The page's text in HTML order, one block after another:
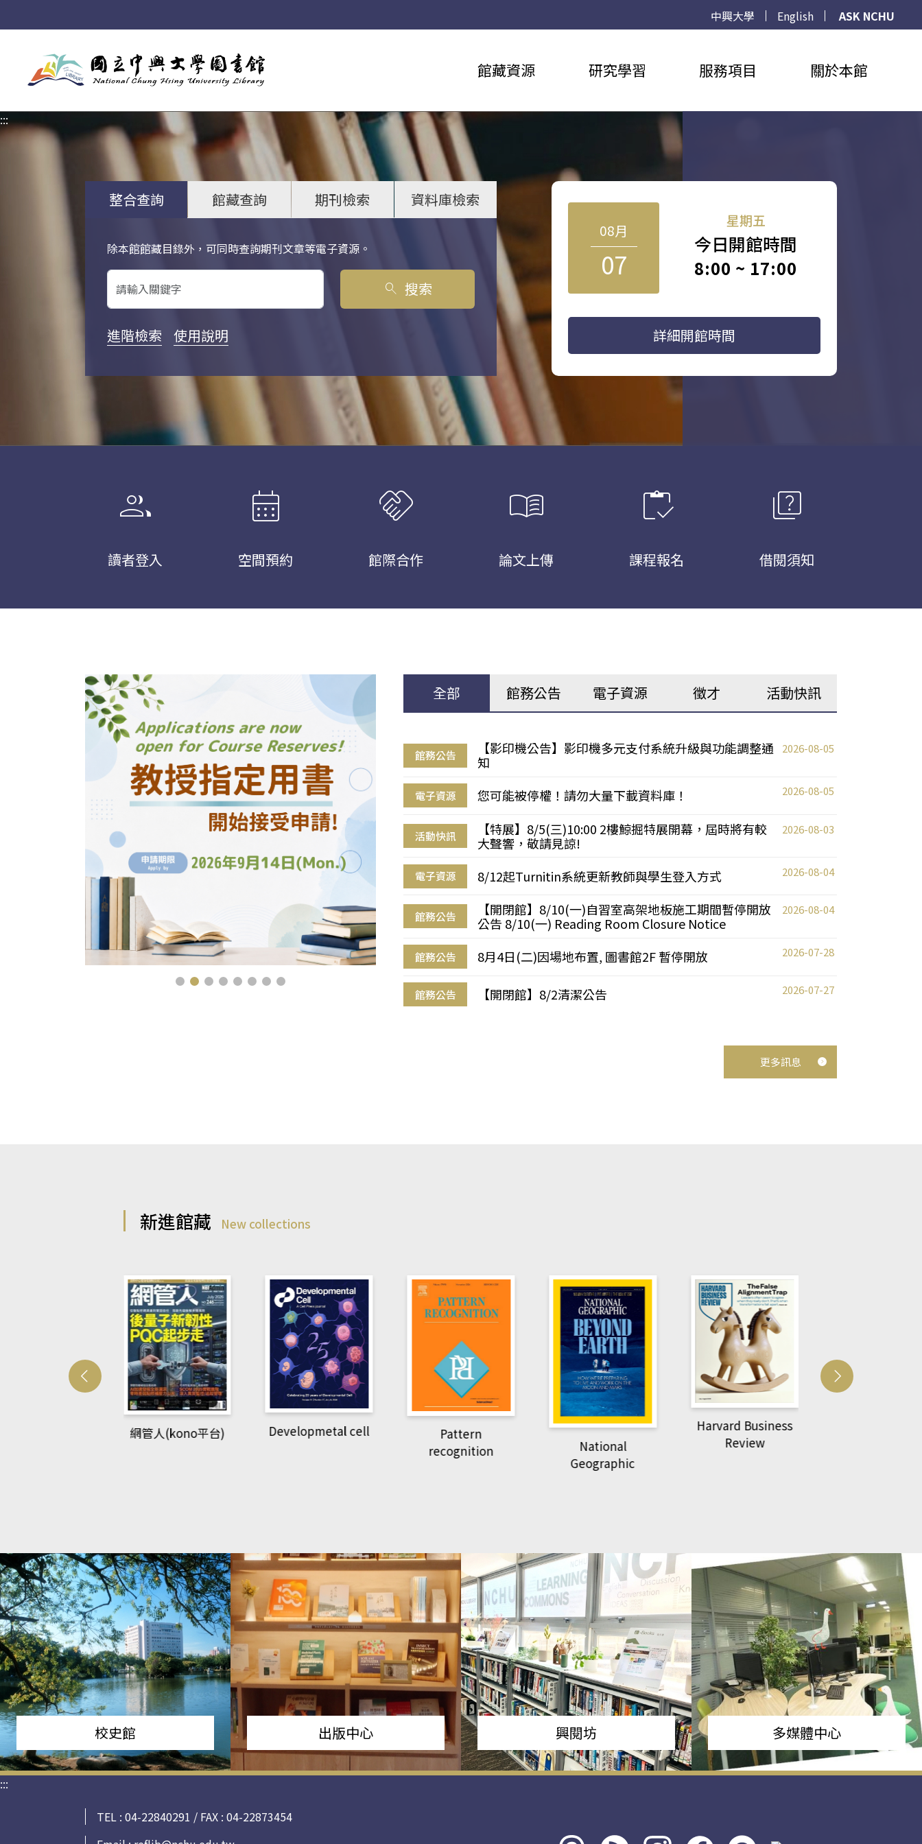
中興大學 English
ASK NCHU
館藏資源 研究學習 服務項目 關於本館
:::
整合查詢 館藏查詢 期刊檢索 資料庫檢索
除本館館藏目錄外，可同時查詢期刊文章等電子資源。
關鍵字搜尋
search 搜索
進階檢索 使用說明
08月
07
星期五
今日開館時間
8:00 ~ 17:00
詳細開館時間
group
讀者登入
calendar_month
空間預約
handshake
館際合作
menu_book
論文上傳
inventory
課程報名
quiz
借閱須知
全部 館務公告 電子資源 徵才 活動快訊
館務公告
【影印機公告】影印機多元支付系統升級與功能調整通
知
2026-08-05
電子資源 您可能被停權！請勿大量下載資料庫！ 2026-08-05
活動快訊
【特展】8/5(三)10:00 2樓鯨掘特展開幕，屆時將有較
大聲響，敬請見諒!
2026-08-03
電子資源 8/12起Turnitin系統更新教師與學生登入方式 2026-08-04
館務公告
【開閉館】8/10(一)自習室高架地板施工期間暫停開放
公告 8/10(一) Reading Room Closure Notice
2026-08-04
館務公告 8月4日(二)因場地布置, 圖書館2F 暫停開放 2026-07-28
館務公告 【開閉館】8/2清潔公告 2026-07-27
更多訊息
新進館藏 New collections
網管人(kono平台) Developmetal cell
Pattern
recognition
National
Geographic
Harvard Business
Review
校史館 出版中心 興閱坊 多媒體中心
:::
TEL : 04-22840291 / FAX : 04-22873454